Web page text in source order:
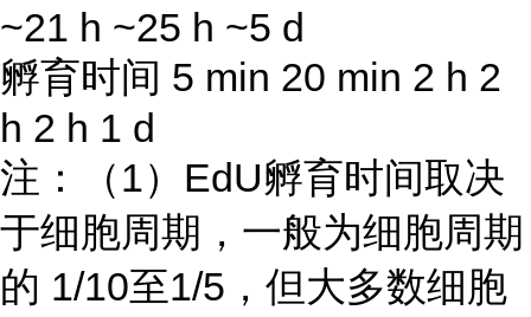
~21 h ~25 h ~5 d
孵育时间 5 min 20 min 2 h 2
h 2 h 1 d
注：（1）EdU孵育时间取决
于细胞周期，一般为细胞周期
的 1/10至1/5，但大多数细胞